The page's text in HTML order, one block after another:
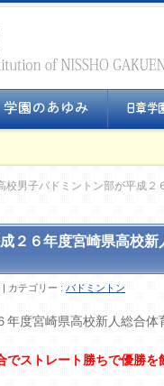
校男子バドミントン部が平成
２６年度宮崎県高校
カテゴリー : バドミントン
度宮崎県高校新人総合体
ストレート勝ちで優勝を